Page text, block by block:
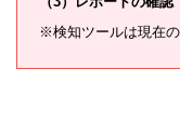
※検知ツールは現在の